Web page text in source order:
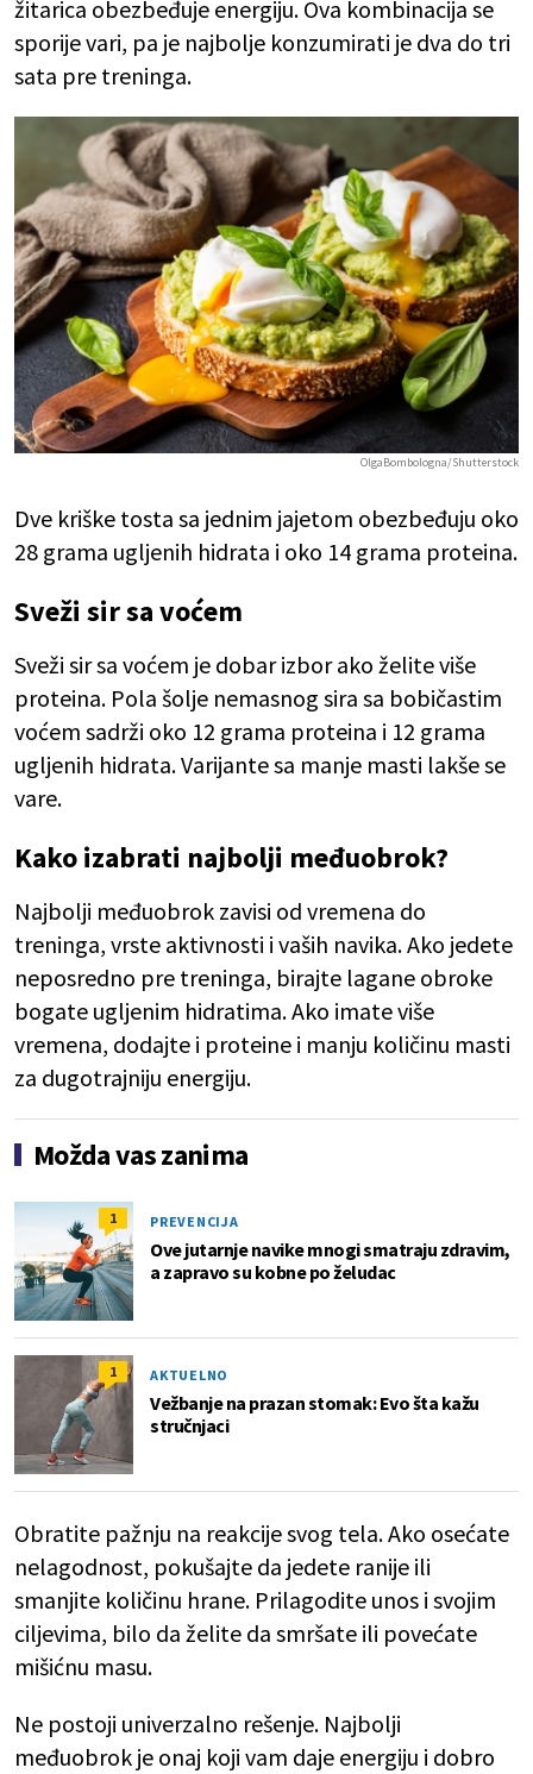
žitarica obezbeđuje energiju. Ova kombinacija se
sporije vari, pa je najbolje konzumirati je dva do tri
sata pre treninga.
OlgaBombologna/Shutterstock
Dve kriške tosta sa jednim jajetom obezbeđuju oko
28 grama ugljenih hidrata i oko 14 grama proteina.
Sveži sir sa voćem
Sveži sir sa voćem je dobar izbor ako želite više
proteina. Pola šolje nemasnog sira sa bobičastim
voćem sadrži oko 12 grama proteina i 12 grama
ugljenih hidrata. Varijante sa manje masti lakše se
vare.
Kako izabrati najbolji međuobrok?
Najbolji međuobrok zavisi od vremena do
treninga, vrste aktivnosti i vaših navika. Ako jedete
neposredno pre treninga, birajte lagane obroke
bogate ugljenim hidratima. Ako imate više
vremena, dodajte i proteine i manju količinu masti
za dugotrajniju energiju.
Možda vas zanima
1 PREVENCIJA
Ove jutarnje navike mnogi smatraju zdravim,
a zapravo su kobne po želudac
1 AKTUELNO
Vežbanje na prazan stomak: Evo šta kažu
stručnjaci
Obratite pažnju na reakcije svog tela. Ako osećate
nelagodnost, pokušajte da jedete ranije ili
smanjite količinu hrane. Prilagodite unos i svojim
ciljevima, bilo da želite da smršate ili povećate
mišićnu masu.
Ne postoji univerzalno rešenje. Najbolji
međuobrok je onaj koji vam daje energiju i dobro